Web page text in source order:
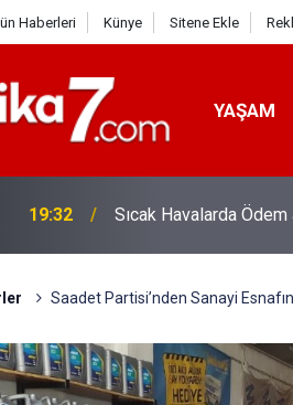
Haberleri Künye Sitene Ekle
YAŞAM
19:32 Sıcak Havalarda
Saadet Partisi’nden Sanayi